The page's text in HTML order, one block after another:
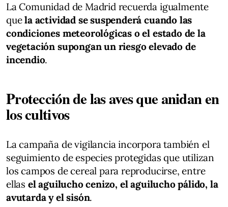
La Comunidad de Madrid recuerda igualmente
quela actividad se suspenderá cuando las
condiciones meteorológicas o el estado de la
vegetación supongan un riesgo elevado de
incendio.
Protección de las aves que anidan en
los cultivos
La campaña de vigilancia incorpora también el
seguimiento de especies protegidas que utilizan
los campos de cereal para reproducirse, entre
ellas el aguilucho cenizo, el aguilucho pálido, la
avutarda y el sisón.